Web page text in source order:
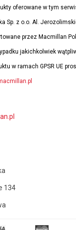
oferowane w tym
Sp. z o.o. Al.
przez Macmillan
jakichkolwiek
w ramach GPSR UE
134